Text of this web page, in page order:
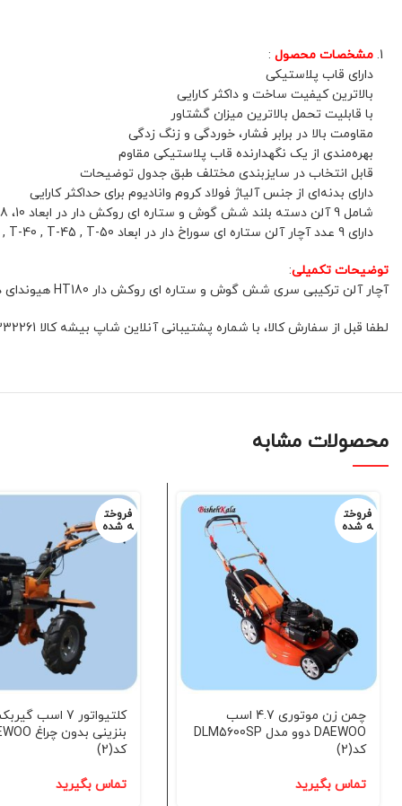
مشخصات محصول :
دارای قاب پلاستیکی
بالاترین کیفیت ساخت و داکثر کارایی
با قابلیت تحمل بالاترین میزان گشتاور
مقاومت بالا در برابر فشار، خوردگی و زنگ زدگی
بهره‌مندی از یک نگهدارنده قاب پلاستیکی مقاوم
قابل انتخاب در سایزبندی مختلف طبق جدول توضیحات
دارای بدنه‌ای از جنس آلیاژ فولاد کروم وانادیوم برای حداکثر کارایی
شامل 9 آلن دسته بلند شش گوش و ستاره ای روکش دار در ابعاد 10، 8، 6، 5، 4، 3، 2.5، 2، 1.5 میلی‌متر
دارای 9 عدد آچار آلن ستاره ای سوراخ دار در ابعاد T-10 , T-15 , T-20 , T-25 , T-27 , T-30 , T-40 , T-45 , T-50
توضیحات تکمیلی:
آچار آلن ترکیبی سری شش گوش و ستاره ای روکش دار HT180 هیوندای در ابعاد 10، 8، 6، 5، 4، 3، 2.5، 2، 1.5 میلی‌متری موجود بوده که هریک برای انجام عملیات مختلفی کاربرد دارد.
لطفا قبل از سفارش کالا، با شماره پشتیبانی آنلاین شاپ بیشه کالا 01132332261 و یا 09392337177 هماهنگ فرمائید
محصولات مشابه
فروخت
ه شده
چمن زن موتوری 4.7 اسب
DAEWOO دوو مدل DLM5600SP
کد(2)
تماس بگیرید
فروخت
ه شده
کلتیواتور 7 اسب
کد(2)
تماس بگیرید